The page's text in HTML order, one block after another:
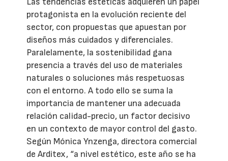
protagonista en la evolución reciente del
sector, con propuestas que apuestan por
diseños más cuidados y diferenciales.
Paralelamente, la sostenibilidad gana
presencia a través del uso de materiales
naturales o soluciones más respetuosas
con el entorno. A todo ello se suma la
importancia de mantener una adecuada
relación calidad-precio, un factor decisivo
en un contexto de mayor control del gasto.
Según Mónica Ynzenga, directora comercial
de Arditex, “a nivel estético, este año se ha